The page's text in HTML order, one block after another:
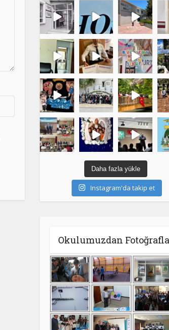
Daha fazla yükle
Instagram'da takip et
Okulumuzdan